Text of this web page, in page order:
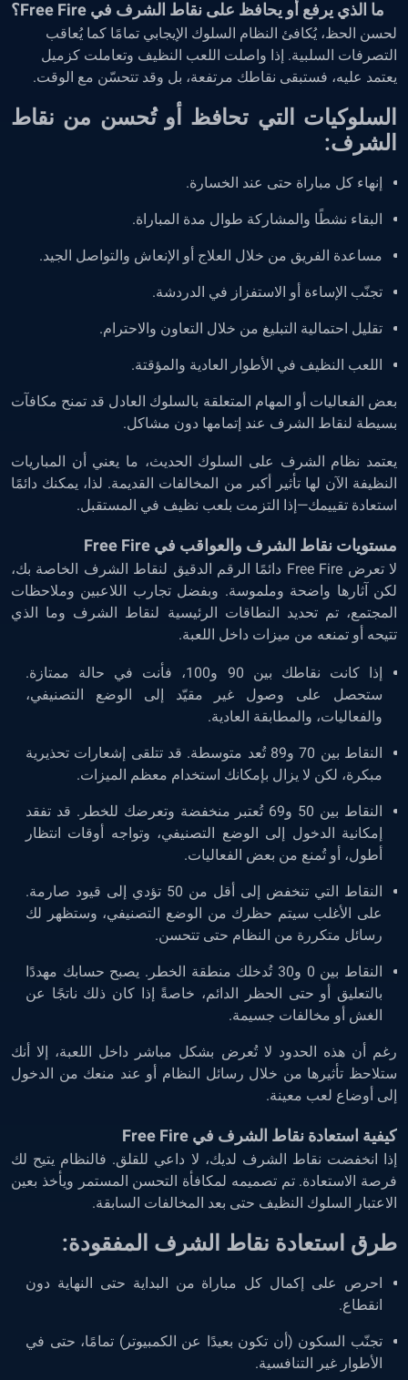
ما الذي يرفع أو يحافظ على نقاط الشرف في Free Fire؟
لحسن الحظ، يُكافئ النظام السلوك الإيجابي تمامًا كما يُعاقب
التصرفات السلبية. إذا واصلت اللعب النظيف وتعاملت كزميل
يعتمد عليه، فستبقى نقاطك مرتفعة، بل وقد تتحسّن مع الوقت.
السلوكيات التي تحافظ أو تُحسن من نقاط
الشرف:
إنهاء كل مباراة حتى عند الخسارة.
البقاء نشطًا والمشاركة طوال مدة المباراة.
مساعدة الفريق من خلال العلاج أو الإنعاش والتواصل الجيد.
تجنّب الإساءة أو الاستفزاز في الدردشة.
تقليل احتمالية التبليغ من خلال التعاون والاحترام.
اللعب النظيف في الأطوار العادية والمؤقتة.
بعض الفعاليات أو المهام المتعلقة بالسلوك العادل قد تمنح مكافآت
بسيطة لنقاط الشرف عند إتمامها دون مشاكل.
يعتمد نظام الشرف على السلوك الحديث، ما يعني أن المباريات
النظيفة الآن لها تأثير أكبر من المخالفات القديمة. لذا، يمكنك دائمًا
استعادة تقييمك—إذا التزمت بلعب نظيف في المستقبل.
مستويات نقاط الشرف والعواقب في Free Fire
لا تعرض Free Fire دائمًا الرقم الدقيق لنقاط الشرف الخاصة بك،
لكن آثارها واضحة وملموسة. وبفضل تجارب اللاعبين وملاحظات
المجتمع، تم تحديد النطاقات الرئيسية لنقاط الشرف وما الذي
تتيحه أو تمنعه من ميزات داخل اللعبة.
إذا كانت نقاطك بين 90 و100، فأنت في حالة ممتازة.
ستحصل على وصول غير مقيّد إلى الوضع التصنيفي،
والفعاليات، والمطابقة العادية.
النقاط بين 70 و89 تُعد متوسطة. قد تتلقى إشعارات تحذيرية
مبكرة، لكن لا يزال بإمكانك استخدام معظم الميزات.
النقاط بين 50 و69 تُعتبر منخفضة وتعرضك للخطر. قد تفقد
إمكانية الدخول إلى الوضع التصنيفي، وتواجه أوقات انتظار
أطول، أو تُمنع من بعض الفعاليات.
النقاط التي تنخفض إلى أقل من 50 تؤدي إلى قيود صارمة.
على الأغلب سيتم حظرك من الوضع التصنيفي، وستظهر لك
رسائل متكررة من النظام حتى تتحسن.
النقاط بين 0 و30 تُدخلك منطقة الخطر. يصبح حسابك مهددًا
بالتعليق أو حتى الحظر الدائم، خاصةً إذا كان ذلك ناتجًا عن
الغش أو مخالفات جسيمة.
رغم أن هذه الحدود لا تُعرض بشكل مباشر داخل اللعبة، إلا أنك
ستلاحظ تأثيرها من خلال رسائل النظام أو عند منعك من الدخول
إلى أوضاع لعب معينة.
كيفية استعادة نقاط الشرف في Free Fire
إذا انخفضت نقاط الشرف لديك، لا داعي للقلق. فالنظام يتيح لك
فرصة الاستعادة. تم تصميمه لمكافأة التحسن المستمر ويأخذ بعين
الاعتبار السلوك النظيف حتى بعد المخالفات السابقة.
طرق استعادة نقاط الشرف المفقودة:
احرص على إكمال كل مباراة من البداية حتى النهاية دون
انقطاع.
تجنّب السكون (أن تكون بعيدًا عن الكمبيوتر) تمامًا، حتى في
الأطوار غير التنافسية.